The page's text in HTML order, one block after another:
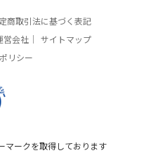
商取引法に基づく表記
営会社
サイトマップ
リシー
マークを取得しております